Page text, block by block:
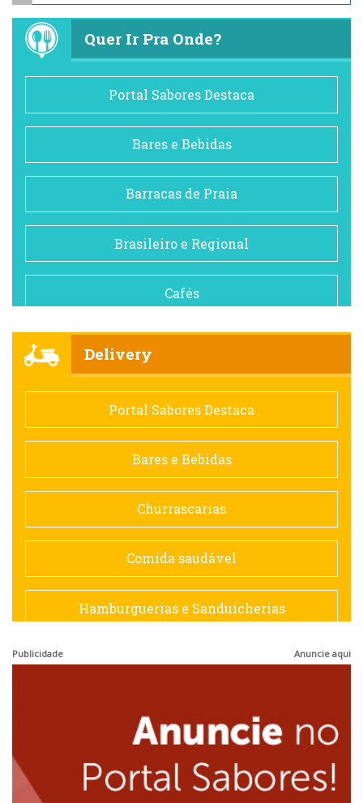
Quer Ir Pra Onde?
Portal Sabores Destaca
Bares e Bebidas
Barracas de Praia
Brasileiro e Regional
Cafés
Comida saudável
Contemporânea
Doceria
Espanhola
Francesa
Japonesa e Oriental
Lanchonetes
Delivery
Portal Sabores Destaca
Bares e Bebidas
Churrascarias
Comida saudável
Hamburguerias e Sanduicherias
Publicidade Anuncie aqui